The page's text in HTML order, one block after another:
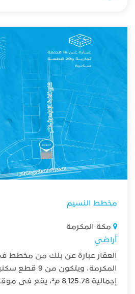
مخطط النسيم
مكة المكرمة
أراضي
العقار عبارة عن بلك من مخطط
المكرمة،
إجمالية 8,125.78 م²،